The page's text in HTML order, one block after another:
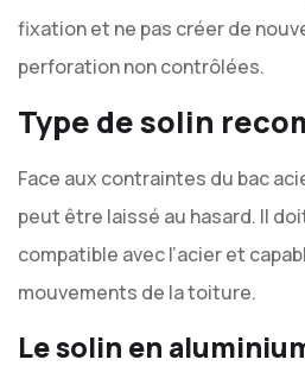
fixation et ne pas créer de
perforation non contrôlées.
Type de solin
Face aux contraintes du bac
peut être laissé au hasard. Il
compatible avec l’acier et
mouvements de la toiture.
Le solin en